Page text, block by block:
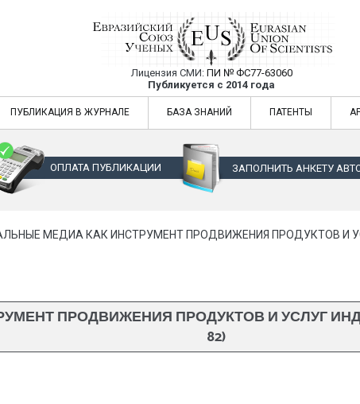
Евразийский Союз Ученых —
Лицензия СМИ: ПИ № ФС77-63060
Публикуется с 2014 года
Евразийский Союз Ученых — публикация научных статей в
ПУБЛИКАЦИЯ В ЖУРНАЛЕ БАЗА ЗНАНИЙ ПАТЕНТЫ
ОПЛАТА ПУБЛИКАЦИИ ЗАПОЛНИТЬ АНКЕТУ
МЕДИА КАК ИНСТРУМЕНТ ПРОДВИЖЕНИЯ ПРОДУКТОВ И
ПРОДВИЖЕНИЯ ПРОДУКТОВ И УСЛУГ
82)